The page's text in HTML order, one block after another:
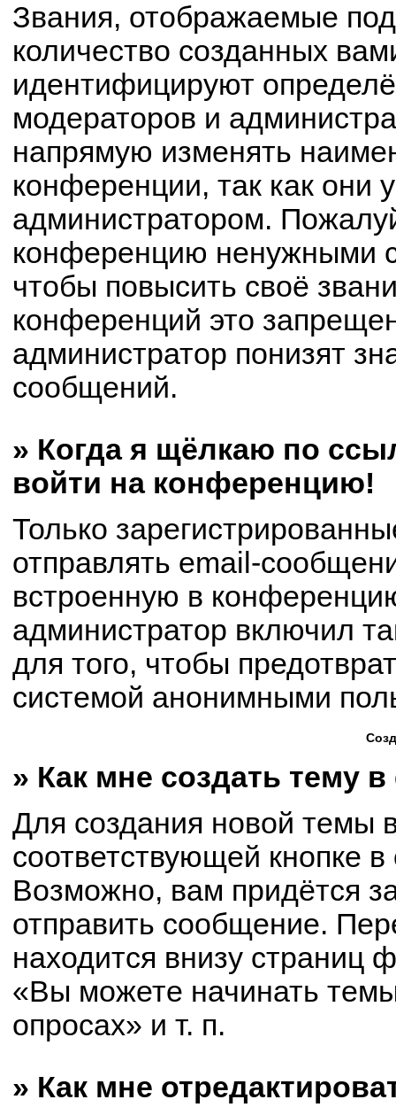
Звания, отображаемые
количество созданных
идентифицируют
модераторов и
напрямую изменять
конференции, так как они
администратором.
конференцию ненужными
чтобы повысить своё
конференций это
администратор понизят
сообщений.
» Когда я щёлкаю по
войти на конференцию!
Только
отправлять email-
встроенную в
администратор включил
для того, чтобы
системой анонимными
» Как мне создать тему
Для создания новой темы
соответствующей кнопке
Возможно, вам придётся
отправить сообщение.
находится внизу
«Вы можете начинать
опросах» и т. п.
» Как мне